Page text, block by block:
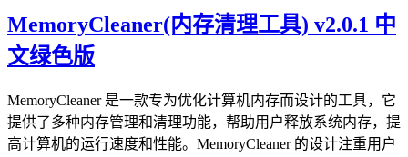
MemoryCleaner(内存清理工具) v2.0.1 中
文绿色版
MemoryCleaner 是一款专为优化计算机内存而设计的工具，它
提供了多种内存管理和清理功能，帮助用户释放系统内存，提
高计算机的运行速度和性能。MemoryCleaner 的设计注重用户